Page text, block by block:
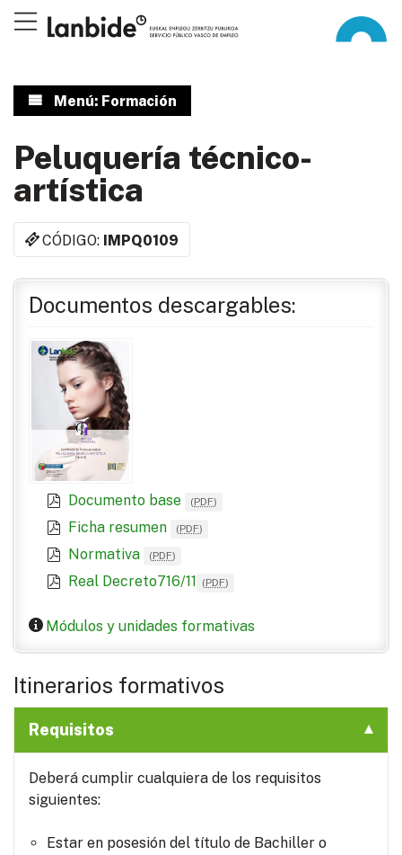
Menú: Formación
Peluquería técnico-
artística
CÓDIGO: IMPQ0109
Documentos descargables:
Documento base (PDF)
Ficha resumen (PDF)
Normativa (PDF)
Real Decreto716/11 (PDF)
Módulos y unidades formativas
Itinerarios formativos
Requisitos
Deberá cumplir cualquiera de los requisitos
siguientes:
Estar en posesión del título de Bachiller o